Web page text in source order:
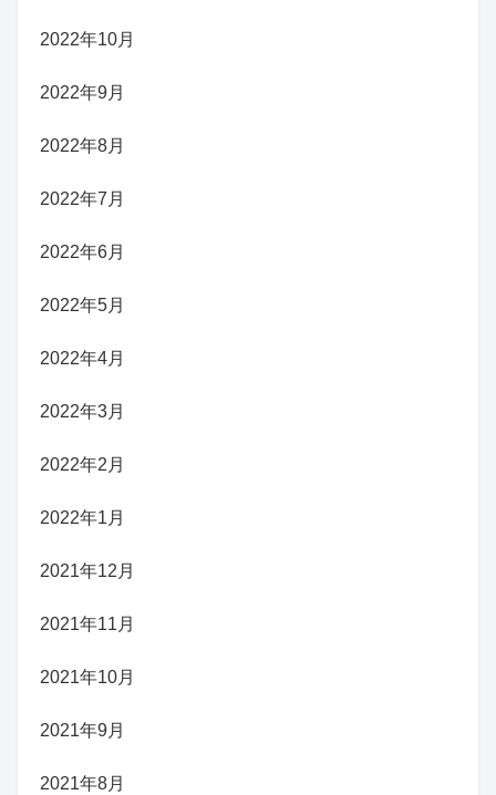
2022年10月
2022年9月
2022年8月
2022年7月
2022年6月
2022年5月
2022年4月
2022年3月
2022年2月
2022年1月
2021年12月
2021年11月
2021年10月
2021年9月
2021年8月